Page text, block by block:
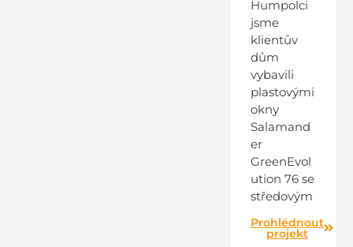
Humpolci
jsme
klientův
dům
vybavili
plastovými
okny
Salamand
er
GreenEvol
ution 76 se
středovým
Prohlédnout
projekt